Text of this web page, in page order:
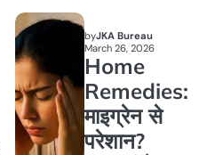
byJKA Bureau
March 26, 2026
Home
Remedies:
माइग्रेन से
परेशान?